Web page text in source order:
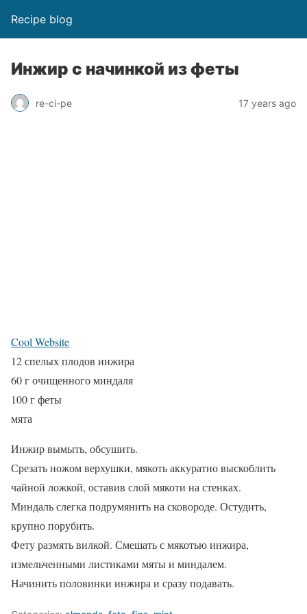
Recipe blog
Инжир с начинкой из феты
re-ci-pe 17 years ago
Cool Website
12 спелых плодов инжира
60 г очищенного миндаля
100 г феты
мята
Инжир вымыть, обсушить.
Срезать ножом верхушки, мякоть аккуратно выскоблить
чайной ложкой, оставив слой мякоти на стенках.
Миндаль слегка подрумянить на сковороде. Остудить,
крупно порубить.
Фету размять вилкой. Смешать с мякотью инжира,
измельченными листиками мяты и миндалем.
Начинить половинки инжира и сразу подавать.